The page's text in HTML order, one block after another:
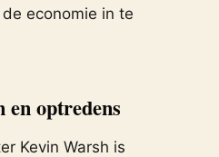
economie in te
en optredens
Kevin Warsh is